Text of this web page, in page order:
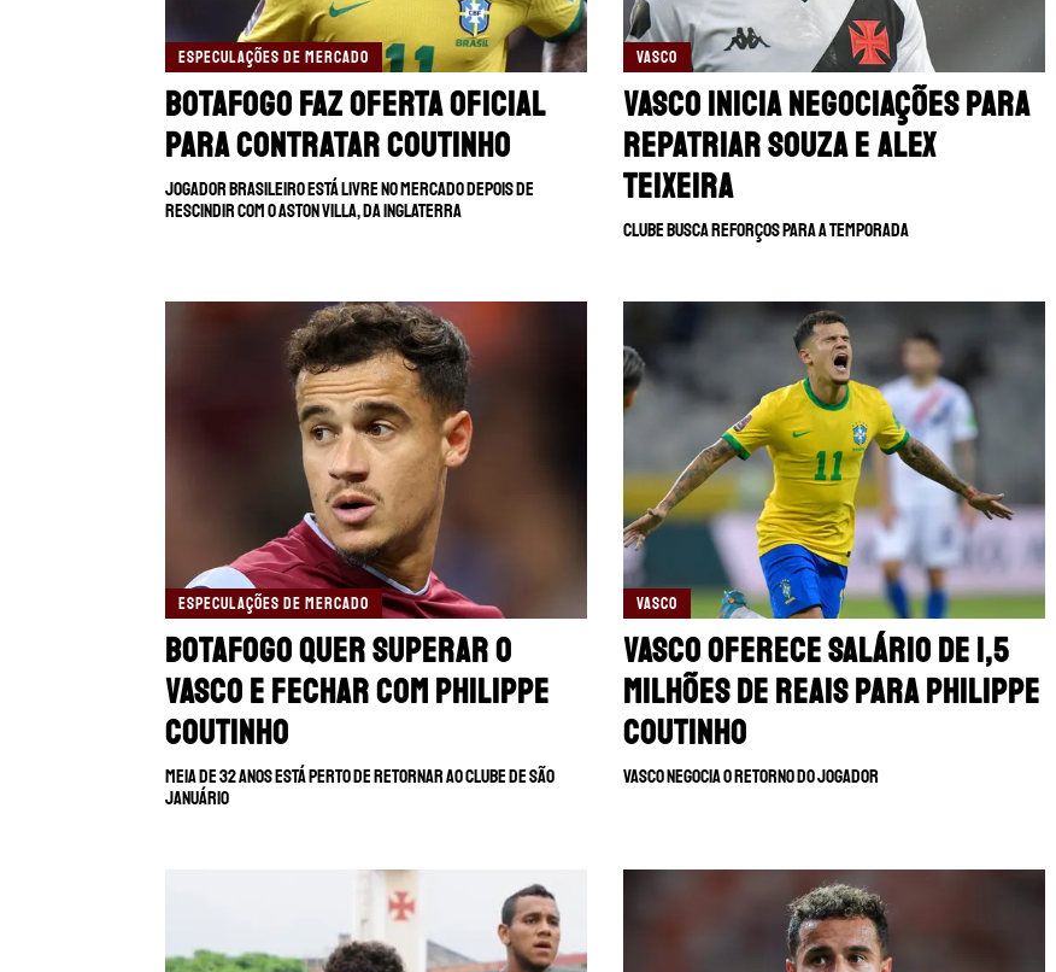
ESPECULAÇÕES DE MERCADO
Botafogo faz oferta oficial
para contratar Coutinho
Jogador brasileiro está livre no mercado depois de
rescindir com o Aston Villa, da Inglaterra
VASCO
Vasco inicia negociações para
repatriar Souza e Alex
Teixeira
Clube busca reforços para a temporada
ESPECULAÇÕES DE MERCADO
Botafogo quer superar o
Vasco e fechar com Philippe
Coutinho
Meia de 32 anos está perto de retornar ao clube de São
Januário
VASCO
Vasco oferece salário de 1,5
milhões de reais para Philippe
Coutinho
Vasco negocia o retorno do jogador